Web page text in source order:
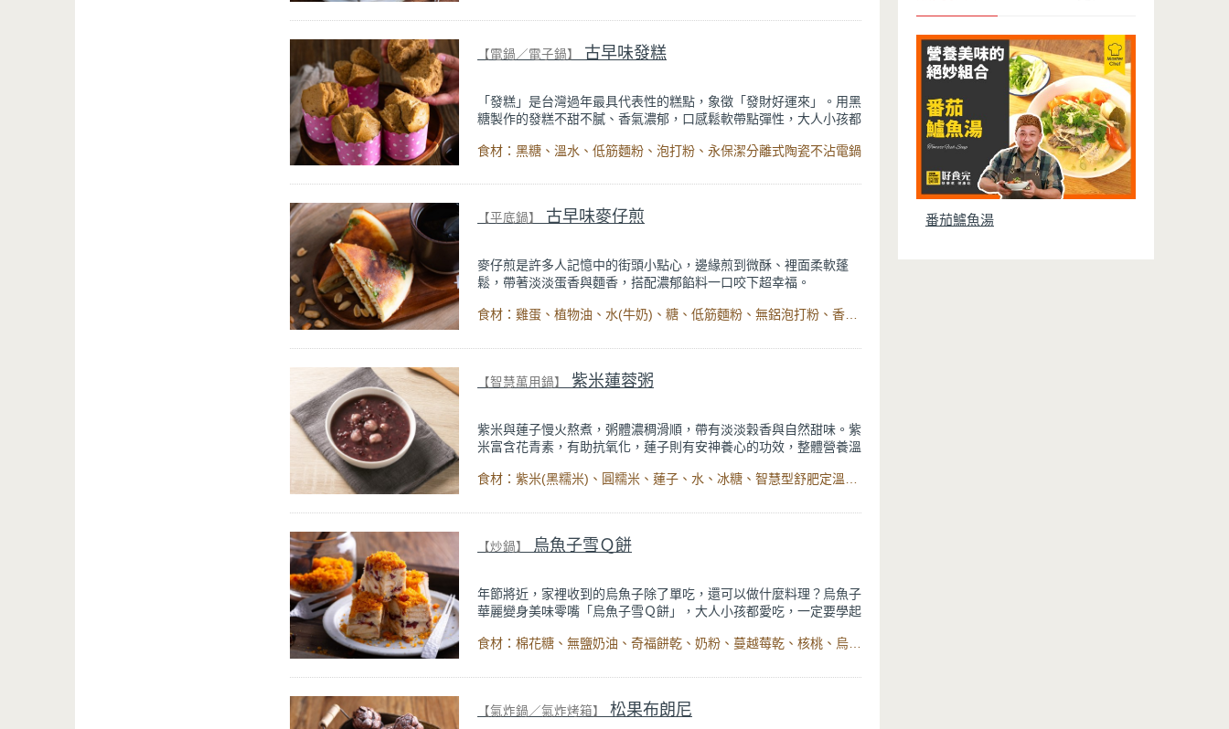
用電鍋就能輕鬆完成，減糖健康少負擔，又有滿滿年節氣氛。
【電鍋／電子鍋】 古早味發糕
「發糕」是台灣過年最具代表性的糕點，象徵「發財好運來」。用黑
糖製作的發糕不甜不膩、香氣濃郁，口感鬆軟帶點彈性，大人小孩都
在家自己做不但材料單純、少添加更健康，做法也很簡單！想讓發糕
拜或是當作點心都很討喜。
食材：黑糖、溫水、低筋麵粉、泡打粉、永保潔分離式陶瓷不沾電鍋
【平底鍋】 古早味麥仔煎
麥仔煎是許多人記憶中的街頭小點心，邊緣煎到微酥、裡面柔軟蓬
鬆，帶著淡淡蛋香與麵香，搭配濃郁餡料一口咬下超幸福。
自己在家做很簡單，只要調好麵糊，準備自己喜歡的餡料口味，就能
輕鬆完成~表層點綴的香菜跟花生超級配，甜香濃郁又不膩口，熱熱
食材：雞蛋、植物油、水(牛奶)、糖、低筋麵粉、無鋁泡打粉、香菜、花生粉(醬)、白芝麻、黑芝麻、紅(白)糖、日式原木黑鍛不沾煎鍋30cm
【智慧萬用鍋】 紫米蓮蓉粥
紫米與蓮子慢火熬煮，粥體濃稠滑順，帶有淡淡穀香與自然甜味。紫
米富含花青素，有助抗氧化，蓮子則有安神養心的功效，整體營養溫
【炒鍋】 烏魚子雪Ｑ餅
年節將近，家裡收到的烏魚子除了單吃，還可以做什麼料理？烏魚子
華麗變身美味零嘴「烏魚子雪Ｑ餅」，大人小孩都愛吃，一定要學起
用棉花糖與奶油融化成雪Ｑ餅基底，搭配酥脆餅乾與堅果增加口感，
複雜技巧，就能把高級年貨變成創意零嘴，年節招待、當伴手禮都超
【氣炸鍋／氣炸烤箱】 松果布朗尼
番茄鱸魚湯